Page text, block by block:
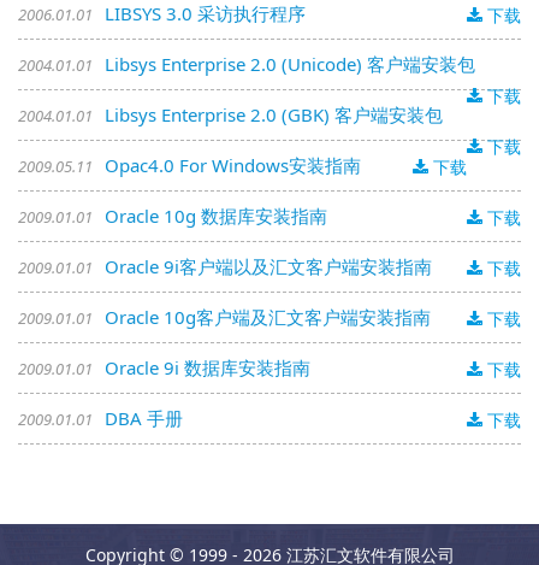
2006.01.01 LIBSYS 3.0 采访执行程序 下载
2004.01.01 Libsys Enterprise 2.0 (Unicode) 客户端安装包
下载
2004.01.01 Libsys Enterprise 2.0 (GBK) 客户端安装包
下载
2009.05.11 Opac4.0 For Windows安装指南 下载
2009.01.01 Oracle 10g 数据库安装指南 下载
2009.01.01 Oracle 9i客户端以及汇文客户端安装指南 下载
2009.01.01 Oracle 10g客户端及汇文客户端安装指南 下载
2009.01.01 Oracle 9i 数据库安装指南 下载
2009.01.01 DBA 手册 下载
Copyright © 1999 - 2026 江苏汇文软件有限公司